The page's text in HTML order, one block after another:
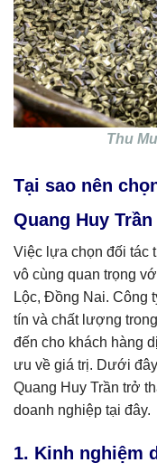
Thu
Tại sao nên
Quang Huy
Việc lựa chọn đối tác
vô cùng quan trọng
Lộc, Đồng Nai. Công
tín và chất lượng
đến cho khách hàng
ưu về giá trị. Dưới
Quang Huy Trần trở
doanh nghiệp tại đây.
1. Kinh nghiệm